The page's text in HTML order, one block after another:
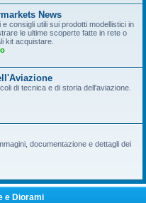
News
consigli utili sui prodotti modellistici in
le ultime scoperte fatte in rete o
kit acquistare.
di tecnica e di storia dell'aviazione.
documentazione e dettagli dei
e Diorami